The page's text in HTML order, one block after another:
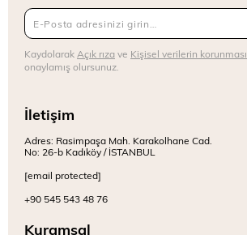
Kaydolarak Açık rızave Kişisel verilerin
onaylamış olursunuz.
İletişim
Adres: Rasimpaşa Mah. Karakolhane Cad.
No: 26-b Kadıköy / İSTANBUL
[email protected]
+90 545 543 48 76
Kuramsal